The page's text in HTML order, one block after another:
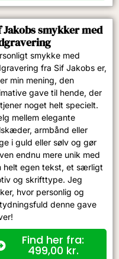
Jakobs smykker med
smykke med
fra Sif Jakobs er,
min mening, den
gave til hende, der
noget helt specielt.
mellem elegante
armbånd eller
i guld eller sølv og gør
endnu mere unik med
helt egen tekst, et særligt
og skrifttype. Jeg
hvor personlig og
denne gave
Find her fra:
499,00 kr.